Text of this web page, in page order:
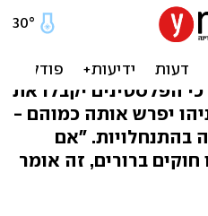
לא נסכים
הפלסטינים יקבלו את
יפרש אותה כמוהם -
בהתנחלויות. "אם
ברורים, זה אומר